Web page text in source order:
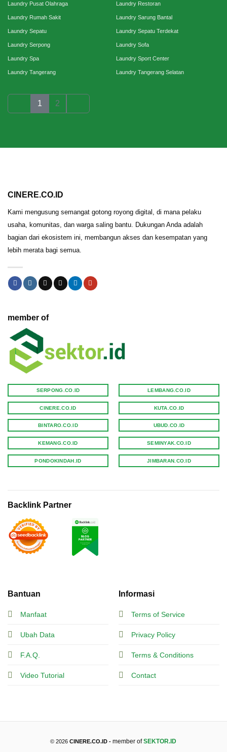
Laundry Pusat Olahraga Laundry Restoran
Laundry Rumah Sakit Laundry Sarung Bantal
Laundry Sepatu Laundry Sepatu Terdekat
Laundry Serpong Laundry Sofa
Laundry Spa Laundry Sport Center
Laundry Tangerang Laundry Tangerang Selatan
1 2
CINERE.CO.ID
Kami mengusung semangat gotong royong digital, di mana pelaku
usaha, komunitas, dan warga saling bantu. Dukungan Anda adalah
bagian dari ekosistem ini, membangun akses dan kesempatan yang
lebih merata bagi semua.
Bantuan
Manfaat
Ubah Data
F.A.Q.
Video Tutorial
Informasi
Terms of Service
Privacy Policy
Terms & Conditions
Contact
member of
SERPONG.CO.ID
CINERE.CO.ID
BINTARO.CO.ID
KEMANG.CO.ID
PONDOKINDAH.ID
LEMBANG.CO.ID
KUTA.CO.ID
UBUD.CO.ID
SEMINYAK.CO.ID
JIMBARAN.CO.ID
Backlink Partner
© 2026CINERE.CO.ID -member ofSEKTOR.ID